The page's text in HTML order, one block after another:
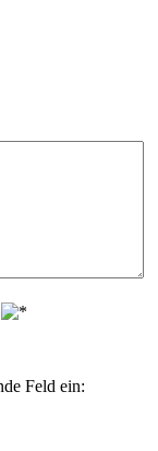
Feld ein: